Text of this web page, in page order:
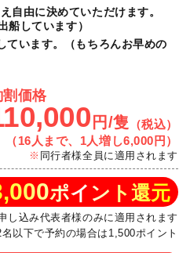
自由に決めていただけます。
船しています）
ています。（もちろんお早めの
割価格
円/隻
（税込）
（16人まで、1人増し6,000円）
同行者様全員に適用されます
ポイント還元
し込み代表者様のみに適用されます
以下で予約の場合は1,500ポイント